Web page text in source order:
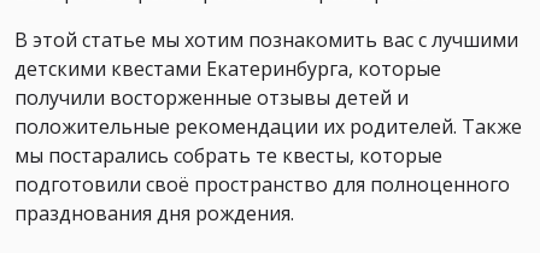
В этой статье мы хотим познакомить вас с лучшими
детскими квестами Екатеринбурга, которые
получили восторженные отзывы детей и
положительные рекомендации их родителей. Также
мы постарались собрать те квесты, которые
подготовили своё пространство для полноценного
празднования дня рождения.